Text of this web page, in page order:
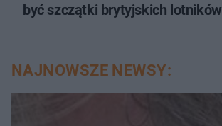
być szczątki brytyjskich lotników
NAJNOWSZE NEWSY: